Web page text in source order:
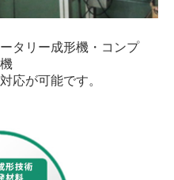
タリー成形機・コンプ
応が可能です。